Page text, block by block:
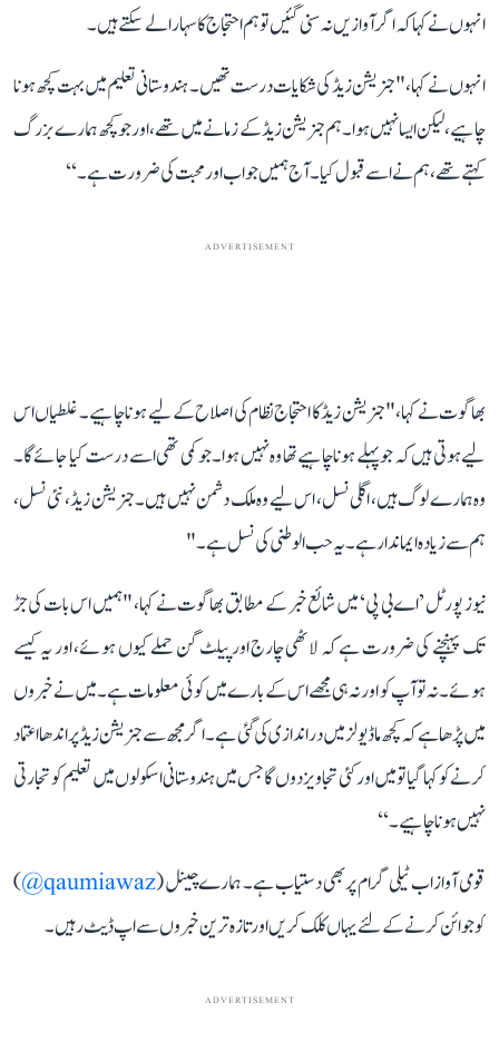
انہو ں نے کہا کہ اگر آوازیں نہ سنی گئیں تو ہم احتجاج کا سہارا لے سکتے ہیں۔
انہوں نے کہا، " جنریشن زیڈ کی شکایات درست تھیں۔ ہندوستانی تعلیم میں بہت کچھ ہونا
چاہیے، لیکن ایسا نہیں ہوا۔ ہم جنریشن زیڈ کے زمانے میں تھے، اور جو کچھ ہمارے بزرگ
کہتے تھے، ہم نےاسے قبول کیا۔ آج ہمیں جواب اور محبت کی ضرورت ہے۔‘‘
ADVERTISEMENT
بھاگوت نے کہا، " جنریشن زیڈ کا احتجاج نظام کی اصلاح کے لیے ہونا چاہیے۔ غلطیاں اس
لیے ہوتی ہیں کہ جو پہلے ہونا چاہیے تھا وہ نہیں ہوا۔ جو کمی تھی اسے درست کیا جائے گا۔
وہ ہمارے لوگ ہیں، اگلی نسل، اس لیے وہ ملک دشمن نہیں ہیں۔ جنریشن زیڈ ، نئی نسل،
ہم سے زیادہ ایماندار ہے۔ یہ حب الوطنی کی نسل ہے۔"
نیوز پورٹل ’اے بی پی‘ میں شائع خبر کے مطابق بھاگوت نے کہا، "ہمیں اس بات کی جڑ
تک پہنچنے کی ضرورت ہے کہ لاٹھی چارج اور پیلٹ گن حملے کیوں ہوئے، اور یہ کیسے
ہوئے۔ نہ تو آپ کو اور نہ ہی مجھے اس کے بارے میں کوئی معلومات ہے۔ میں نے خبروں
میں پڑھا ہے کہ کچھ ماڈیولز میں دراندازی کی گئی ہے۔ اگر مجھ سے جنریشن زیڈ پر اندھا اعتماد
کرنے کو کہا گیا تو میں اور کئی تجاویز دوں گا جس میں ہندوستانی اسکولوں میں تعلیم کو تجارتی
نہیں ہونا چاہیے۔‘‘
قومی آواز اب ٹیلی گرام پر بھی دستیاب ہے۔ ہمارے چینل (qaumiawaz@
)
کو جوائن کرنے کے لئے یہاں کلک کریں اور تازہ ترین خبروں سے اپ ڈیٹ رہیں۔
ADVERTISEMENT